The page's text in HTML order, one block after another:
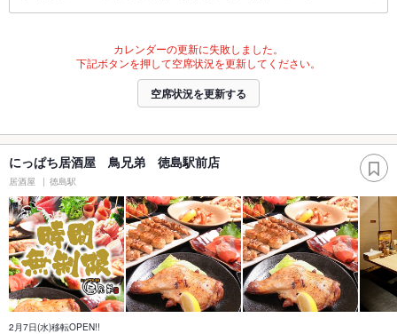
カレンダーの更新に失敗しました。
下記ボタンを押して空席状況を更新してください。
空席状況を更新する
にっぱち居酒屋 鳥兄弟 徳島駅前店
居酒屋 徳島駅
2月7日(水)移転OPEN!!